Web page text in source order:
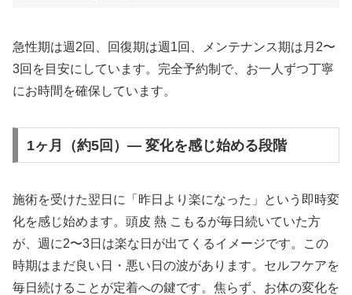
急性期は週2回、回復期は週1回、メンテナンス期は月2〜
3回を目安にしています。完全予約制で、お一人ずつ丁寧
にお時間を確保しています。
1ヶ月（約5回）— 変化を感じ始める段階
施術を受けた翌日に「昨日より楽になった」という即時変
化を感じ始めます。頭皮 熱 こもるが毎日続いていた方
が、週に2〜3日は楽な日が出てくるイメージです。この
時期はまだ良い日・悪い日の波があります。セルフケアを
毎日続けることが定着への鍵です。焦らず、お体の変化を